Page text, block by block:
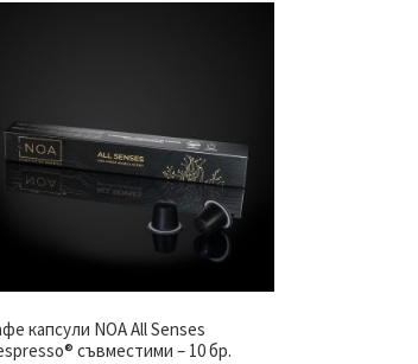
капсули NOA All Senses
съвместими – 10 бр.